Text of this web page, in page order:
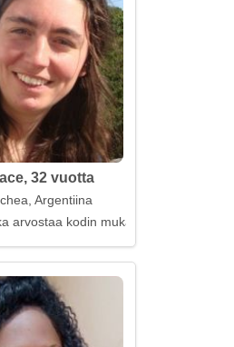
32 vuotta
Argentiina
arvostaa kodin mukavuutta